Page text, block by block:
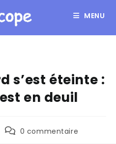
MENU
s’est éteinte :
en deuil
0 commentaire